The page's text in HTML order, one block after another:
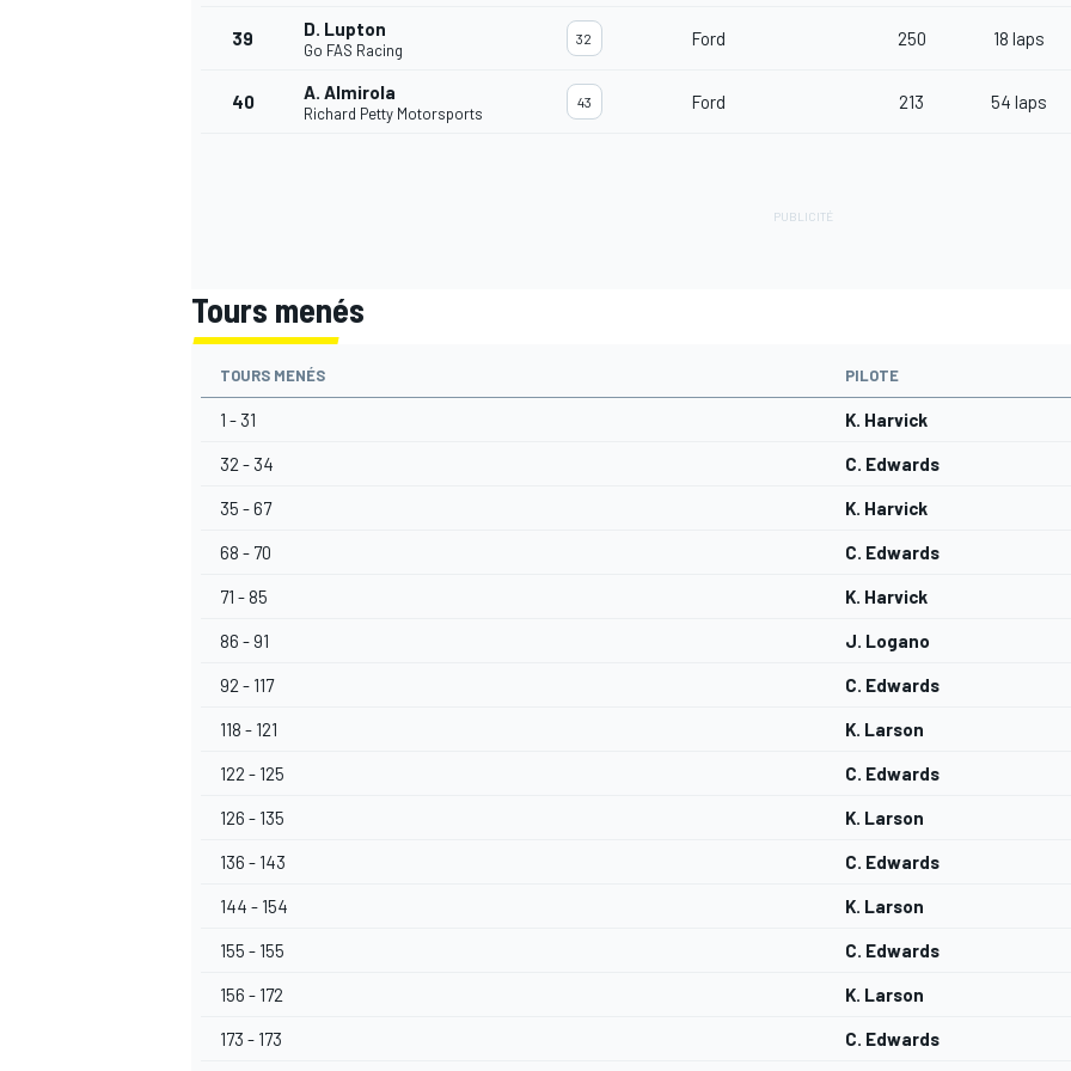
39 D. Lupton
Go FAS Racing
32 Ford 250 18 laps
40 A. Almirola
Richard Petty Motorsports
43 Ford 213 54 laps
Tours menés
TOURS MENÉS PILOTE
1 - 31 K. Harvick
32 - 34 C. Edwards
35 - 67 K. Harvick
68 - 70 C. Edwards
71 - 85 K. Harvick
86 - 91 J. Logano
92 - 117 C. Edwards
118 - 121 K. Larson
122 - 125 C. Edwards
126 - 135 K. Larson
136 - 143 C. Edwards
144 - 154 K. Larson
155 - 155 C. Edwards
156 - 172 K. Larson
173 - 173 C. Edwards